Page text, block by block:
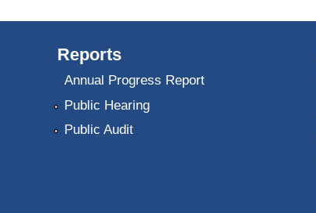
Reports
Annual Progress Report
Public Hearing
Public Audit